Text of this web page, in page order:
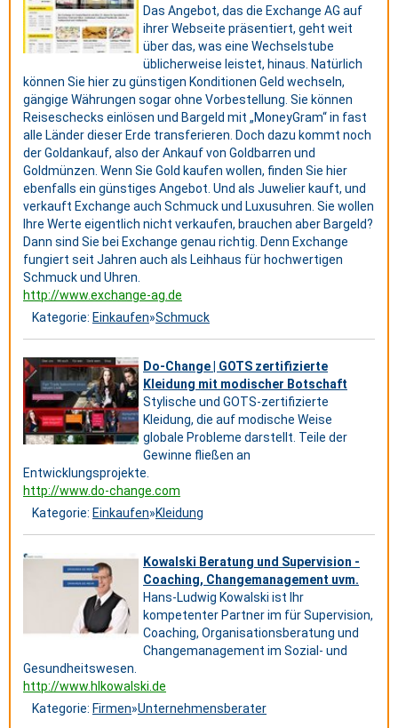
Das Angebot, das die Exchange AG auf
ihrer Webseite präsentiert, geht weit
über das, was eine Wechselstube
üblicherweise leistet, hinaus. Natürlich
können Sie hier zu günstigen Konditionen Geld wechseln,
gängige Währungen sogar ohne Vorbestellung. Sie können
Reiseschecks einlösen und Bargeld mit „MoneyGram“ in fast
alle Länder dieser Erde transferieren. Doch dazu kommt noch
der Goldankauf, also der Ankauf von Goldbarren und
Goldmünzen. Wenn Sie Gold kaufen wollen, finden Sie hier
ebenfalls ein günstiges Angebot. Und als Juwelier kauft, und
verkauft Exchange auch Schmuck und Luxusuhren. Sie wollen
Ihre Werte eigentlich nicht verkaufen, brauchen aber Bargeld?
Dann sind Sie bei Exchange genau richtig. Denn Exchange
fungiert seit Jahren auch als Leihhaus für hochwertigen
Schmuck und Uhren.
http://www.exchange-ag.de
Kategorie: Einkaufen»Schmuck
Do-Change | GOTS zertifizierte
Kleidung mit modischer Botschaft
Stylische und GOTS-zertifizierte
Kleidung, die auf modische Weise
globale Probleme darstellt. Teile der
Gewinne fließen an
Entwicklungsprojekte.
http://www.do-change.com
Kategorie: Einkaufen»Kleidung
Kowalski Beratung und Supervision -
Coaching, Changemanagement uvm.
Hans-Ludwig Kowalski ist Ihr
kompetenter Partner im für Supervision,
Coaching, Organisationsberatung und
Changemanagement im Sozial- und
Gesundheitswesen.
http://www.hlkowalski.de
Kategorie: Firmen»Unternehmensberater